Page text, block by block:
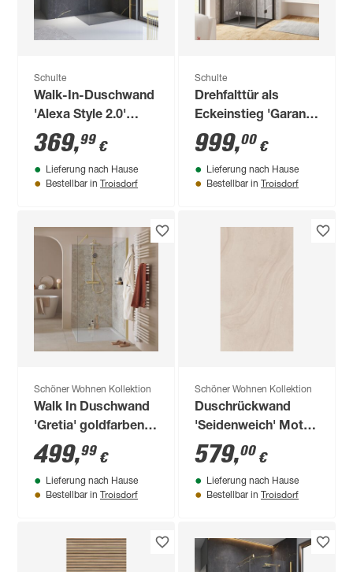
Schulte
Walk-In-Duschwand
'Alexa Style 2.0'
Goldoptik 200 x 90
cm
369,99 €
Lieferung nach Hause
Bestellbar in Troisdorf
Schulte
Drehfalttür als
Eckeinstieg 'Garant
2.0' Mattschwarz für
Duschwanneneinbaumaß
780 - 800 mm
999,00 €
Lieferung nach Hause
Bestellbar in Troisdorf
Schöner Wohnen Kollektion
Walk In Duschwand
'Gretia' goldfarben
matt 100 x 200 cm
499,99 €
Lieferung nach Hause
Bestellbar in Troisdorf
Schöner Wohnen Kollektion
Duschrückwand
'Seidenweich' Motiv
Sandmeer 150 x 255
cm
579,00 €
Lieferung nach Hause
Bestellbar in Troisdorf